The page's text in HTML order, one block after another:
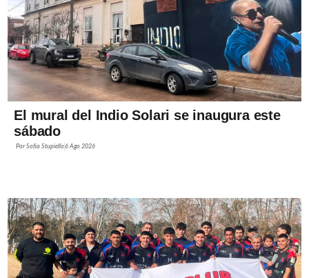
El mural del Indio Solari se inaugura este
sábado
PorSofía Stupiello6 Ago 2026